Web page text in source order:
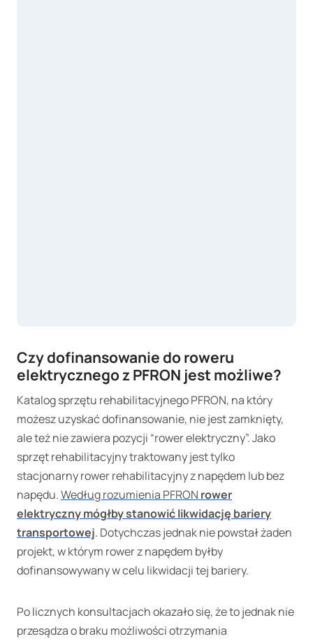
Czy dofinansowanie do roweru
elektrycznego z PFRON jest możliwe?
Katalog sprzętu rehabilitacyjnego PFRON, na który
możesz uzyskać dofinansowanie, nie jest zamknięty,
ale też nie zawiera pozycji “rower elektryczny”. Jako
sprzęt rehabilitacyjny traktowany jest tylko
stacjonarny rower rehabilitacyjny z napędem lub bez
napędu.Według rozumienia PFRON rower
elektryczny mógłby stanowić likwidację bariery
transportowej. Dotychczas jednak nie powstał żaden
projekt, w którym rower z napędem byłby
dofinansowywany w celu likwidacji tej bariery.
Po licznych konsultacjach okazało się, że to jednak nie
przesądza o braku możliwości otrzymania